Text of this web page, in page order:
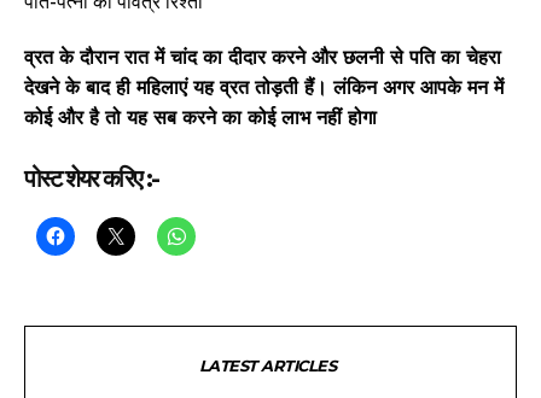
व्रत के दौरान रात में चांद का दीदार करने और छलनी से पति का चेहरा
देखने के बाद ही महिलाएं यह व्रत तोड़ती हैं। लंकिन अगर आपके मन में
कोई और है तो यह सब करने का कोई लाभ नहीं होगा
पोस्ट शेयर करिए :-
LATEST ARTICLES